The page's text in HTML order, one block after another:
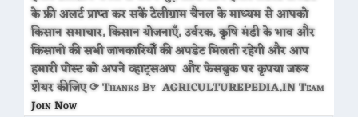
के फ्री अलर्ट प्राप्त कर सकें टेलीग्राम चैनल के माध्यम से आपको
किसान समाचार, किसान योजनाएँ, उर्वरक, कृषि मंडी के भाव और
किसानो की सभी जानकारियोँ की अपडेट मिलती रहेगी और आप
हमारी पोस्ट को अपने व्हाट्सअप और फेसबुक पर कृपया जरूर
शेयर कीजिए ⟳ Thanks By AGRICULTUREPEDIA.IN Team
Join Now